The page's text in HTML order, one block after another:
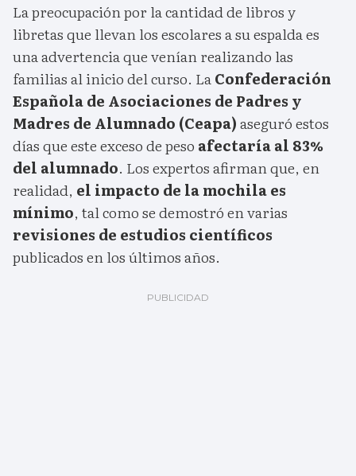
La preocupación por la cantidad de libros y
libretas que llevan los escolares a su espalda es
una advertencia que venían realizando las
familias al inicio del curso. LaConfederación
Española de Asociaciones de Padres y
Madres de Alumnado (Ceapa)aseguró estos
días que este exceso de peso afectaría al 83%
del alumnado. Los expertos afirman que, en
realidad, el impacto de la mochila es
mínimo, tal como se demostró en varias
revisiones de estudios científicos
publicados en los últimos años.